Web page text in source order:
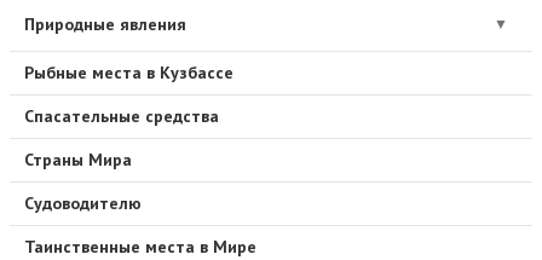
Природные явления ▼
Рыбные места в Кузбассе
Спасательные средства
Страны Мира
Судоводителю
Таинственные места в Мире